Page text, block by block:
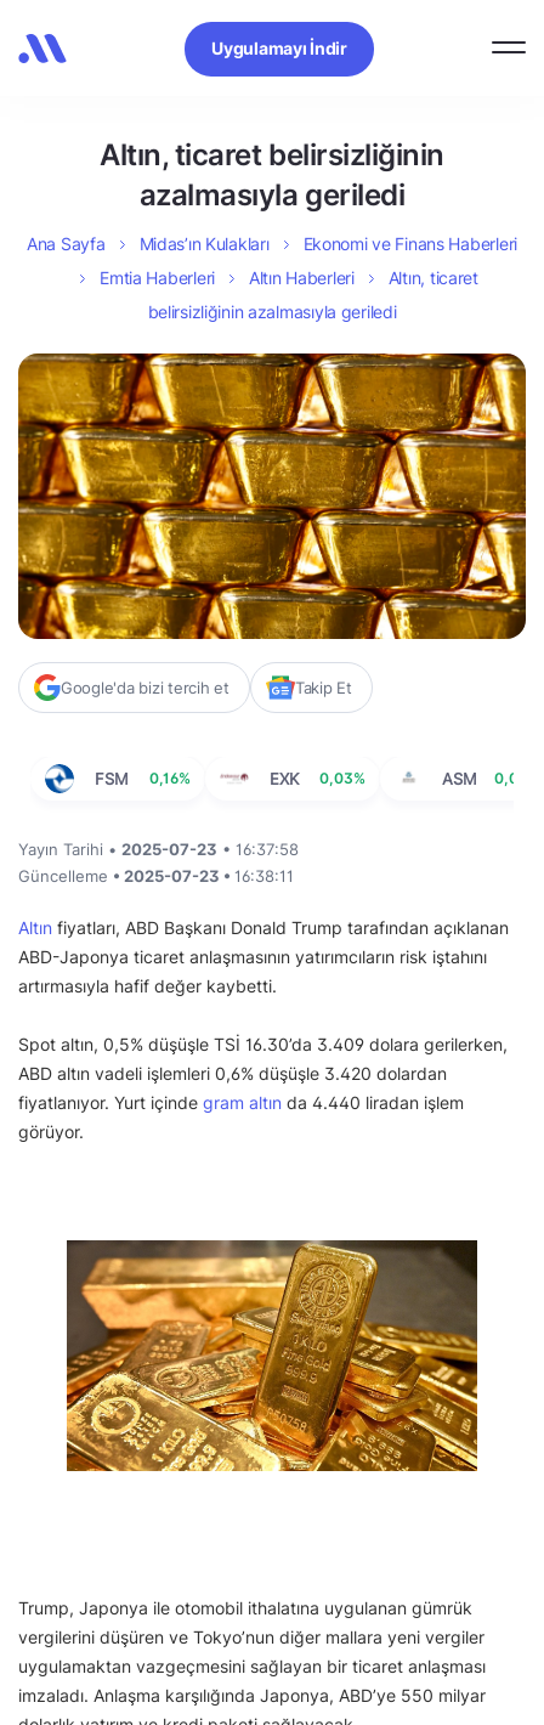
Uygulamayı İndir
Altın, ticaret belirsizliğinin
azalmasıyla geriledi
Ana Sayfa Midas’ın Kulakları
Ekonomi ve Finans Haberleri
Emtia Haberleri
Altın Haberleri
Altın, ticaret
belirsizliğinin azalmasıyla geriledi
Google'da bizi tercih et Takip Et
FSM 0,16% EXK 0,03% ASM 0,00%
Yayın Tarihi • 2025-07-23 • 16:37:58
Güncelleme • 2025-07-23 • 16:38:11
Altın fiyatları, ABD Başkanı Donald Trump tarafından açıklanan
ABD-Japonya ticaret anlaşmasının yatırımcıların risk iştahını
artırmasıyla hafif değer kaybetti.
Spot altın, 0,5% düşüşle TSİ 16.30’da 3.409 dolara gerilerken,
ABD altın vadeli işlemleri 0,6% düşüşle 3.420 dolardan
fiyatlanıyor. Yurt içinde gram altın da 4.440 liradan işlem
görüyor.
Trump, Japonya ile otomobil ithalatına uygulanan gümrük
vergilerini düşüren ve Tokyo’nun diğer mallara yeni vergiler
uygulamaktan vazgeçmesini sağlayan bir ticaret anlaşması
imzaladı. Anlaşma karşılığında Japonya, ABD’ye 550 milyar